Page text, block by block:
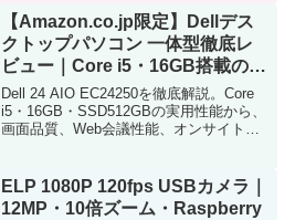
【Amazon.co.jp限定】Dellデス
クトップパソコン 一体型徹底レ
ビュー｜Core i5・16GB搭載の一
体型PCを仕事・普段使いで検証
Dell 24 AIO EC24250を徹底解説。Core
i5・16GB・SSD512GBの実用性能から、
画面品質、Web会議性能、オンサイト修
ELP 1080P 120fps USBカメラ｜
12MP・10倍ズーム・Raspberry